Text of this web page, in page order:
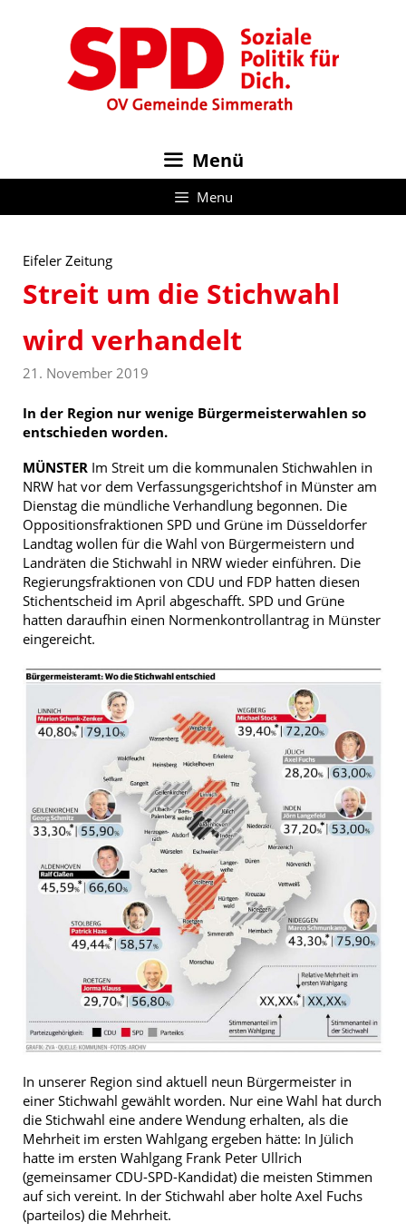
Menü
Menu
Eifeler Zeitung
Streit um die Stichwahl
wird verhandelt
21. November 2019
In der Region nur wenige Bürgermeisterwahlen so
entschieden worden.
MÜNSTER Im Streit um die kommunalen Stichwahlen in
NRW hat vor dem Verfassungsgerichtshof in Münster am
Dienstag die mündliche Verhandlung begonnen. Die
Oppositionsfraktionen SPD und Grüne im Düsseldorfer
Landtag wollen für die Wahl von Bürgermeistern und
Landräten die Stichwahl in NRW wieder einführen. Die
Regierungsfraktionen von CDU und FDP hatten diesen
Stichentscheid im April abgeschafft. SPD und Grüne
hatten daraufhin einen Normenkontrollantrag in Münster
eingereicht.
In unserer Region sind aktuell neun Bürgermeister in
einer Stichwahl gewählt worden. Nur eine Wahl hat durch
die Stichwahl eine andere Wendung erhalten, als die
Mehrheit im ersten Wahlgang ergeben hätte: In Jülich
hatte im ersten Wahlgang Frank Peter Ullrich
(gemeinsamer CDU-SPD-Kandidat) die meisten Stimmen
auf sich vereint. In der Stichwahl aber holte Axel Fuchs
(parteilos) die Mehrheit.